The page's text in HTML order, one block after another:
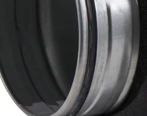
90° nippel/nippel t19
1 279
Nettlager:Bestillingsvare
Flexit
kortbend
nippel/
ø125
869
Nettlager